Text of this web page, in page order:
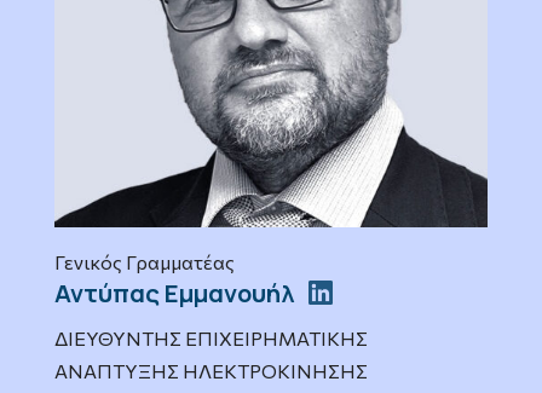
Γενικός Γραμματέας
Αντύπας Εμμανουήλ
ΔΙΕΥΘΥΝΤΗΣ ΕΠΙΧΕΙΡΗΜΑΤΙΚΗΣ
ΑΝΑΠΤΥΞΗΣ ΗΛΕΚΤΡΟΚΙΝΗΣΗΣ